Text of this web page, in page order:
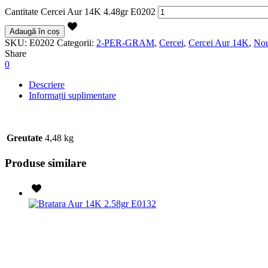
Cantitate Cercei Aur 14K 4.48gr E0202
Adaugă în coș
SKU: E0202 Categorii: 2-PER-GRAM, Cercei, Cercei Aur 14K,
Share
0
Descriere
Informații suplimentare
Greutate 4,48 kg
Produse similare